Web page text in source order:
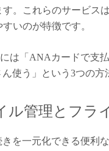
。これらのサービス
いのが特徴です。
は「ANAカードで支
使う」という3つの方
ル管理とフラ
を一元化できる便利